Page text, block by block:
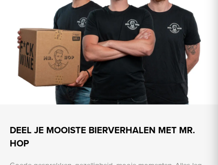
DEEL JE MOOISTE BIERVERHALEN MET MR.
HOP